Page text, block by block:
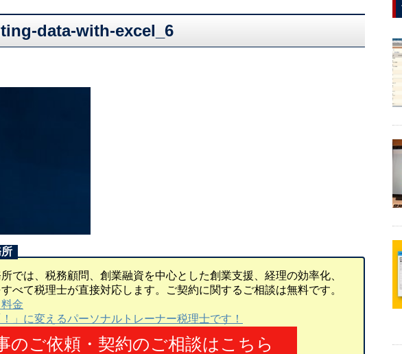
data-with-excel_6
では、税務顧問、創業融資を中心とした創業支援、経理の効率化、
べて税理士が直接対応します。ご契約に関するご相談は無料です。
金
」に変えるパーソナルトレーナー税理士です！
のご依頼・契約のご相談はこちら